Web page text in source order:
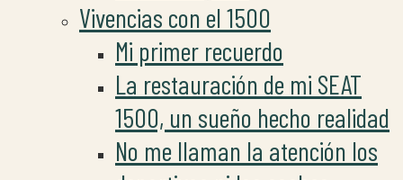
Vivencias con el 1500
Mi primer recuerdo
La restauración de mi SEAT
1500, un sueño hecho realidad
No me llaman la atención los